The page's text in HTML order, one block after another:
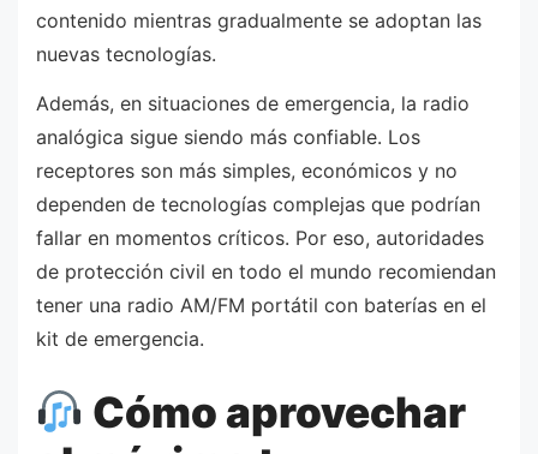
contenido mientras gradualmente se adoptan las
nuevas tecnologías.
Además, en situaciones de emergencia, la radio
analógica sigue siendo más confiable. Los
receptores son más simples, económicos y no
dependen de tecnologías complejas que podrían
fallar en momentos críticos. Por eso, autoridades
de protección civil en todo el mundo recomiendan
tener una radio AM/FM portátil con baterías en el
kit de emergencia.
Cómo aprovechar